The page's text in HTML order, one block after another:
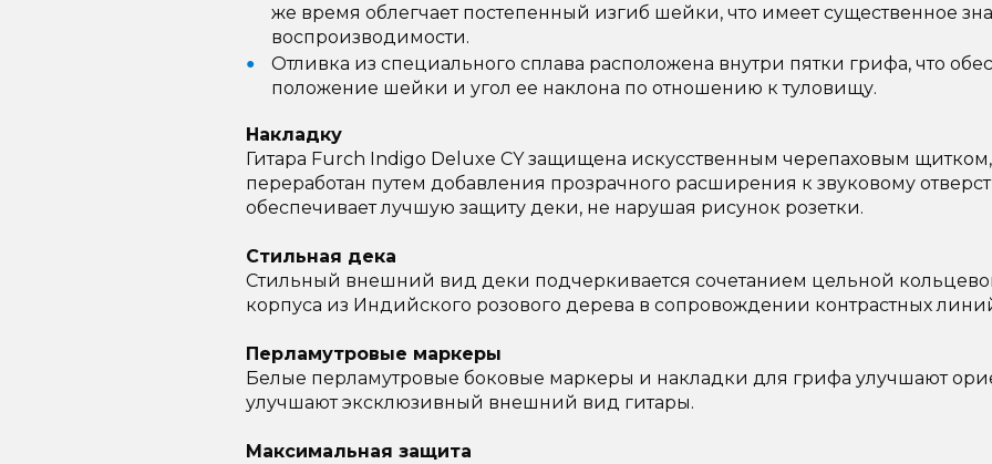
же время облегчает постепенный изгиб шейки, что имеет существенное
воспроизводимости.
Отливка из специального сплава расположена внутри пятки грифа, что
положение шейки и угол ее наклона по отношению к туловищу.
Накладку
Гитара Furch Indigo Deluxe CY защищена искусственным черепаховым
переработан путем добавления прозрачного расширения к звуковому
обеспечивает лучшую защиту деки, не нарушая рисунок розетки.
Стильная дека
Стильный внешний вид деки подчеркивается сочетанием цельной
корпуса из Индийского розового дерева в сопровождении контрастных
Перламутровые маркеры
Белые перламутровые боковые маркеры и накладки для грифа улучшают
улучшают эксклюзивный внешний вид гитары.
Максимальная защита